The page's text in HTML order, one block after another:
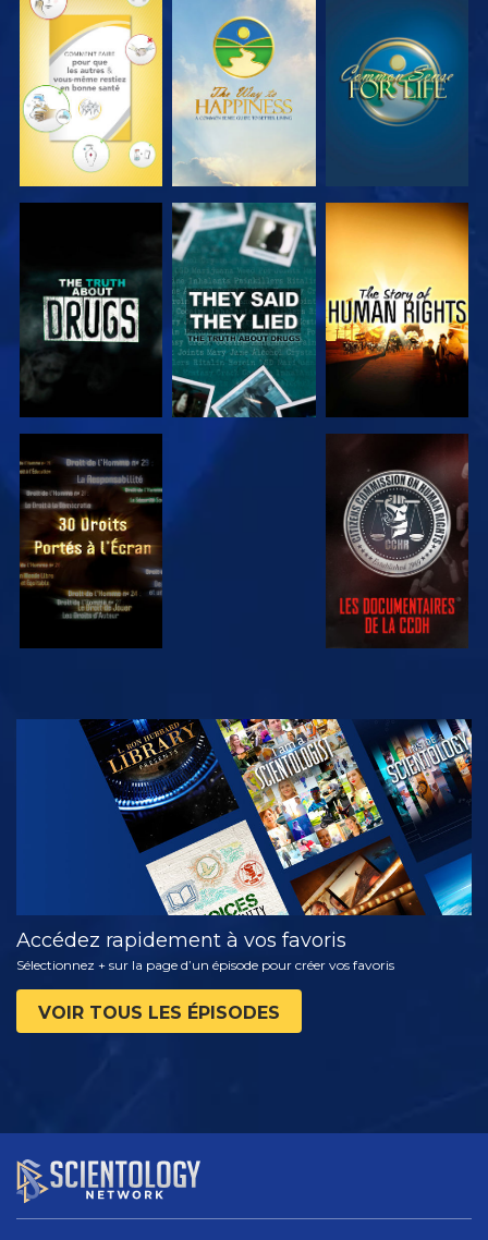
REGARDER REGARDER REGARDER
REGARDER REGARDER
REGARDER REGARDER
REGARDER
DÉCOUVRIR
LES SÉRIES
Accédez rapidement à vos favoris
Sélectionnez + sur la page d’un épisode pour créer vos favoris
VOIR TOUS LES ÉPISODES